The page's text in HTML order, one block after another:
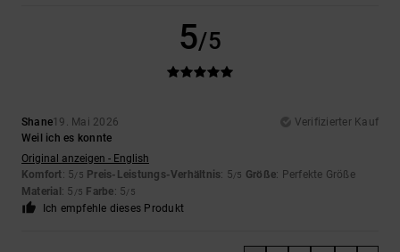
5/5
Shane19. Mai 2026
Verifizierter Kauf
Weil ich es konnte
Original anzeigen - English
Komfort: 5/5 Preis-Leistungs-Verhältnis: 5/5 Größe: Perfekte Größe
Material : 5 /5 Farbe: 5/5
Ich empfehle dieses Produkt